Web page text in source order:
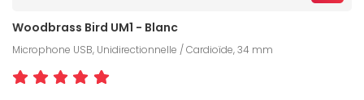
Woodbrass Bird UM1 - Blanc
Microphone USB, Unidirectionnelle / Cardioïde, 34 mm